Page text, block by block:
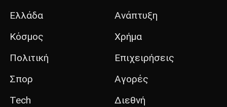
Ελλάδα
Κόσμος
Πολιτική
Σπορ
Tech
Ανάπτυξη
Χρήμα
Επιχειρήσεις
Αγορές
Διεθνή